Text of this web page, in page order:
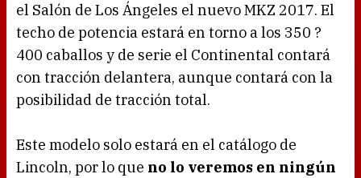
el Salón de Los Ángeles el nuevo MKZ 2017. El
techo de potencia estará en torno a los 350 ?
400 caballos y de serie el Continental contará
con tracción delantera, aunque contará con la
posibilidad de tracción total.
Este modelo solo estará en el catálogo de
Lincoln, por lo que no lo veremos en ningún